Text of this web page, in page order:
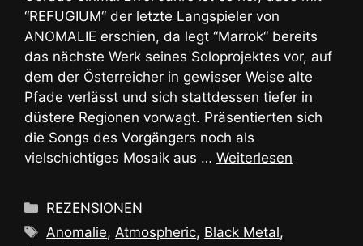
“REFUGIUM“ der letzte Langspieler von
ANOMALIE erschien, da legt “Marrok“ bereits
das nächste Werk seines Soloprojektes vor, auf
dem der Österreicher in gewisser Weise alte
Pfade verlässt und sich stattdessen tiefer in
düstere Regionen vorwagt. Präsentierten sich
die Songs des Vorgängers noch als
vielschichtiges Mosaik aus … Weiterlesen
Kategorien
REZENSIONEN
Schlagwörter
Anomalie,Atmospheric, Black Metal,